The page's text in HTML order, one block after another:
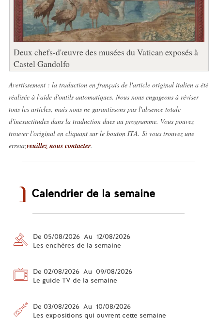
Deux chefs-d'œuvre des musées du Vatican exposés à
Castel Gandolfo
Avertissement : la traduction en français de l'article original italien a été
réalisée à l'aide d'outils automatiques. Nous nous engageons à réviser
tous les articles, mais nous ne garantissons pas l'absence totale
d'inexactitudes dans la traduction dues au programme. Vous pouvez
trouver l'original en cliquant sur le bouton ITA. Si vous trouvez une
erreur,veuillez nous contacter.
Calendrier de la semaine
De 05/08/2026 Au 12/08/2026
Les enchères de la semaine
De 02/08/2026 Au 09/08/2026
Le guide TV de la semaine
De 03/08/2026 Au 10/08/2026
Les expositions qui ouvrent cette semaine